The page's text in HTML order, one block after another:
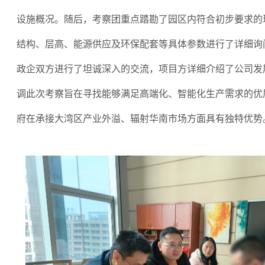
设施概况。随后，考察团重点踏勘了园区内符合初步要求
结构、层高、能源供应及环保配套等具体参数进行了详细
政企双方进行了坦诚深入的交流，项目方详细介绍了公司
调此次考察旨在寻找能够满足高端化、智能化生产需求的
府在承接大湾区产业外溢、辐射华南市场方面具有独特优势